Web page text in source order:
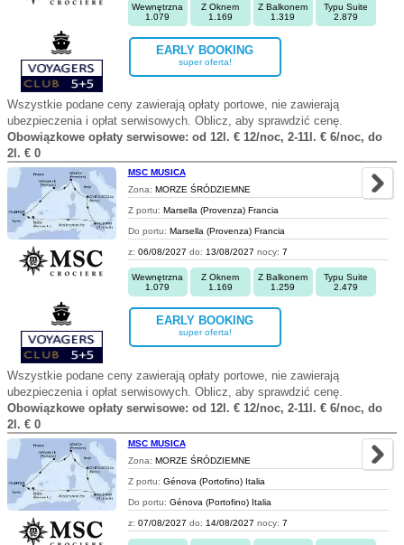
Wewnętrzna
1.079
Z Oknem
1.169
Z Balkonem
1.319
Typu Suite
2.879
EARLY BOOKING
super oferta!
Wszystkie podane ceny zawierają opłaty portowe, nie zawierają
ubezpieczenia i opłat serwisowych. Oblicz, aby sprawdzić cenę.
Obowiązkowe opłaty serwisowe: od 12l. € 12/noc, 2-11l. € 6/noc, do
2l. € 0
MSC MUSICA
Zona: MORZE ŚRÓDZIEMNE
Z portu: Marsella (Provenza) Francia
Do portu: Marsella (Provenza) Francia
z: 06/08/2027 do: 13/08/2027 nocy: 7
Wewnętrzna
1.079
Z Oknem
1.169
Z Balkonem
1.259
Typu Suite
2.479
EARLY BOOKING
super oferta!
Wszystkie podane ceny zawierają opłaty portowe, nie zawierają
ubezpieczenia i opłat serwisowych. Oblicz, aby sprawdzić cenę.
Obowiązkowe opłaty serwisowe: od 12l. € 12/noc, 2-11l. € 6/noc, do
2l. € 0
MSC MUSICA
Zona: MORZE ŚRÓDZIEMNE
Z portu: Génova (Portofino) Italia
Do portu: Génova (Portofino) Italia
z: 07/08/2027 do: 14/08/2027 nocy: 7